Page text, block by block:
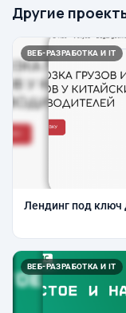
Другие
ВЕБ-РАЗРАБОТКА И IT
Лендинг под ключ
ВЕБ-РАЗРАБОТКА И IT